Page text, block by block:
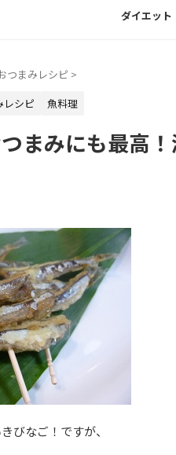
ダイエット
つまみレシピ >
レシピ
魚料理
まみにも最高
びなご！ですが、